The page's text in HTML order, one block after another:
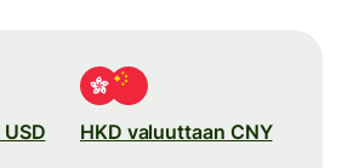
HKD valuuttaan CNY